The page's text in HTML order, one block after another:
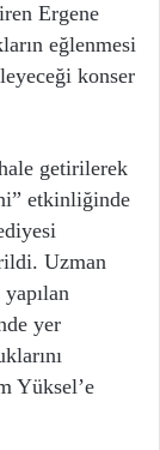
Ergene
eğlenmesi
konser
getirilerek
etkinliğinde
Uzman
yer
Yüksel’e